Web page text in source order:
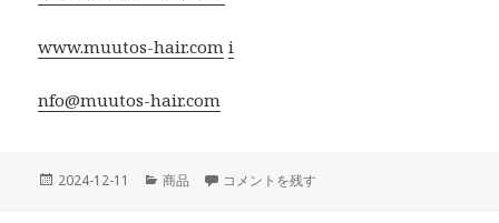
www.muutos-hair.com i
nfo@muutos-hair.com
投
2024-12-11
カ
商品 BOTANIENCE に
コメントを残す